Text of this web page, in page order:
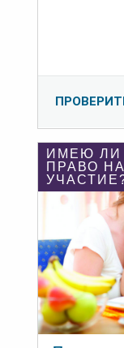
ИМЕЮ ЛИ
ПРАВО НА